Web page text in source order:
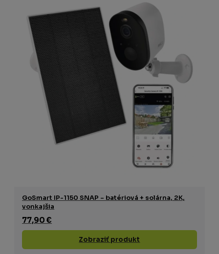
GoSmart IP-1150 SNAP – batériová + solárna, 2K,
vonkajšia
77,90 €
Zobraziť produkt